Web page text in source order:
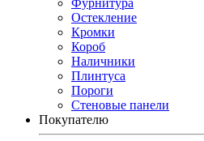
Фурнитура
Остекление
Кромки
Короб
Наличники
Плинтуса
Пороги
Стеновые панели
Покупателю